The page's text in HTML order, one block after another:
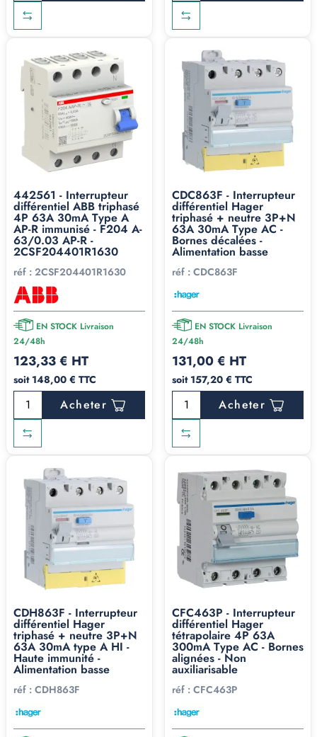
442561 - Interrupteur
différentiel ABB triphasé
4P 63A 30mA Type A
AP-R immunisé - F204 A-
63/0.03 AP-R -
2CSF204401R1630
réf : 2CSF204401R1630
EN STOCK Livraison
24/48h
123,33 € HT
soit 148,00 € TTC
Acheter
CDC863F - Interrupteur
différentiel Hager
triphasé + neutre 3P+N
63A 30mA Type AC -
Bornes décalées -
Alimentation basse
réf : CDC863F
EN STOCK Livraison
24/48h
131,00 € HT
soit 157,20 € TTC
Acheter
CDH863F - Interrupteur
différentiel Hager
triphasé + neutre 3P+N
63A 30mA type A HI -
Haute immunité -
Alimentation basse
réf : CDH863F
CFC463P - Interrupteur
différentiel Hager
tétrapolaire 4P 63A
300mA Type AC - Bornes
alignées - Non
auxiliarisable
réf : CFC463P